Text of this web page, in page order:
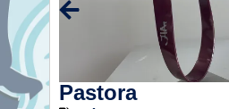
Pastora